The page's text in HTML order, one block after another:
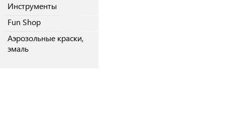
Инструменты
Fun Shop
Аэрозольные краски,
эмаль